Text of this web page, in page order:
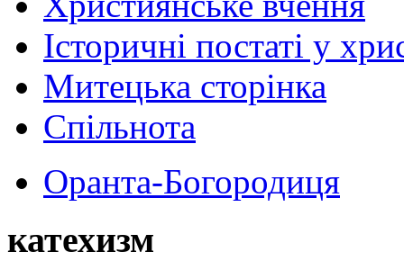
Історичні постаті у
Митецька сторінка
Спільнота
Оранта-Богородиця
катехизм